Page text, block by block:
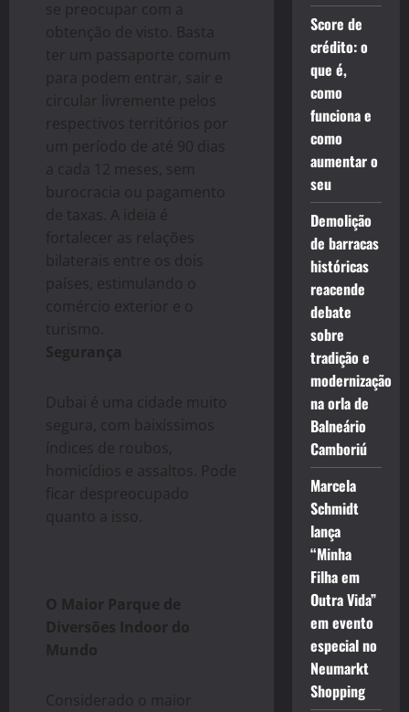
se preocupar com a
obtenção de visto. Basta
ter um passaporte comum
para podem entrar, sair e
circular livremente pelos
respectivos territórios por
um período de até 90 dias
a cada 12 meses, sem
burocracia ou pagamento
de taxas. A ideia é
fortalecer as relações
bilaterais entre os dois
países, estimulando o
comércio exterior e o
turismo.
Segurança
Dubai é uma cidade muito
segura, com baixíssimos
índices de roubos,
homicídios e assaltos. Pode
ficar despreocupado
quanto a isso.
O Maior Parque de
Diversões Indoor do
Mundo
Considerado o maior
Score de
crédito: o
que é,
como
funciona e
como
aumentar o
seu
Demolição
de barracas
históricas
reacende
debate
sobre
tradição e
modernização
na orla de
Balneário
Camboriú
Marcela
Schmidt
lança
“Minha
Filha em
Outra Vida”
em evento
especial no
Neumarkt
Shopping